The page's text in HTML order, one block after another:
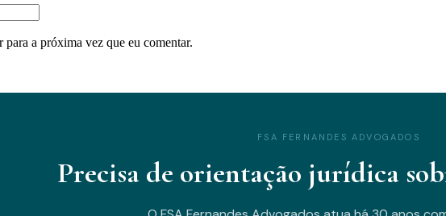
para a próxima vez que eu comentar.
FSA FERNANDES ADVOGADOS
Precisa de orientação jurídica